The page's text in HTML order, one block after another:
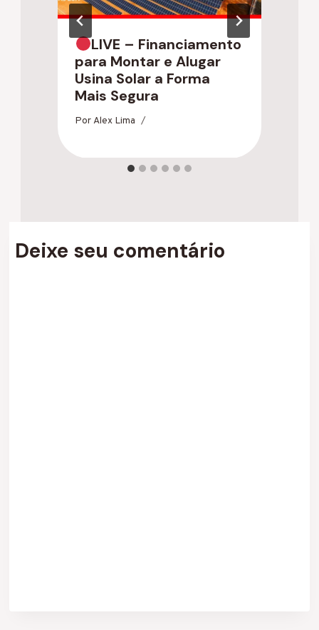
LIVE – Financiamento
para Montar e Alugar
Usina Solar a Forma
Mais Segura
Por Alex Lima
Deixe seu comentário